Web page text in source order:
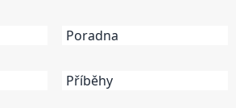
Poradna
Příběhy